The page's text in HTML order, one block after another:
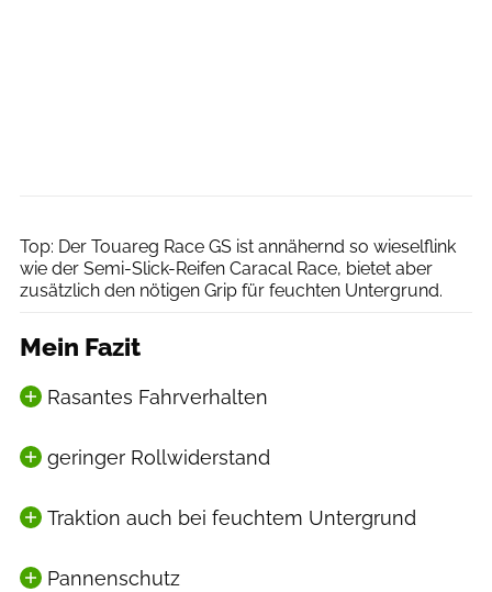
Top: Der Touareg Race GS ist annähernd so wieselflink
wie der Semi-Slick-Reifen Caracal Race, bietet aber
zusätzlich den nötigen Grip für feuchten Untergrund.
Mein Fazit
Rasantes Fahrverhalten
geringer Rollwiderstand
Traktion auch bei feuchtem Untergrund
Pannenschutz